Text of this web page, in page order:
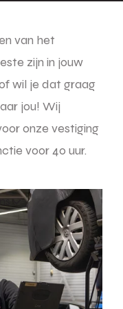
van het
zijn in jouw
wil je dat graag
jou! Wij
onze vestiging
voor 40 uur.